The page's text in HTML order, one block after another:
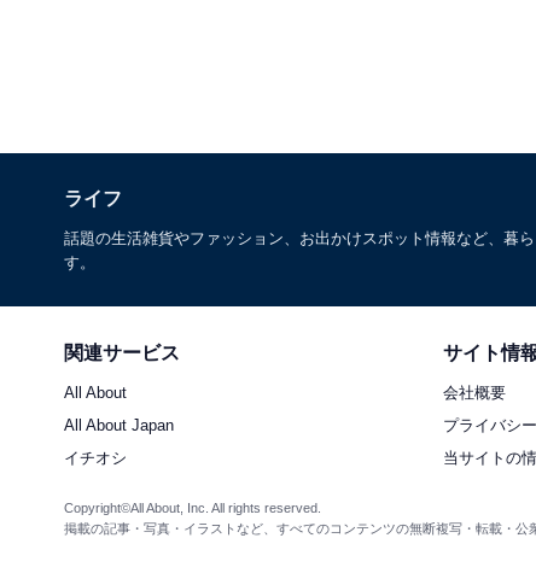
ライフ
話題の生活雑貨やファッション、お出かけスポット情報など、暮
す。
関連サービス
All About
All About Japan
イチオシ
サイト情
会社概要
プライバシ
当サイトの
Copyright©All About, Inc. All rights reserved.
掲載の記事・写真・イラストなど、すべてのコンテンツの無断複写・転載・公